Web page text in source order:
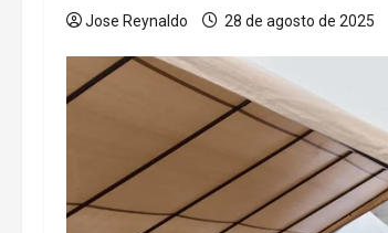
Jose Reynaldo 28 de agosto de 2025